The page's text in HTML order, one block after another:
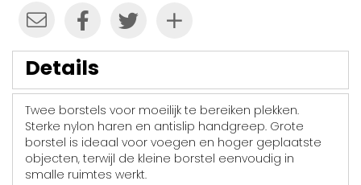
Details
Twee borstels voor moeilijk te bereiken plekken.
Sterke nylon haren en antislip handgreep. Grote
borstel is ideaal voor voegen en hoger geplaatste
objecten, terwijl de kleine borstel eenvoudig in
smalle ruimtes werkt.